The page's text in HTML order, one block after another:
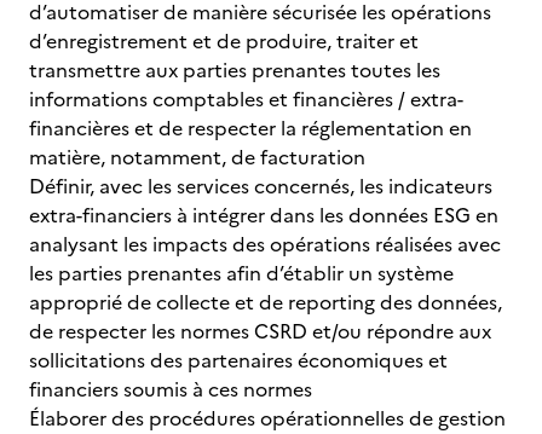
d’automatiser de manière sécurisée les opérations
d’enregistrement et de produire, traiter et
transmettre aux parties prenantes toutes les
informations comptables et financières / extra-
financières et de respecter la réglementation en
matière, notamment, de facturation
Définir, avec les services concernés, les indicateurs
extra-financiers à intégrer dans les données ESG en
analysant les impacts des opérations réalisées avec
les parties prenantes afin d’établir un système
approprié de collecte et de reporting des données,
de respecter les normes CSRD et/ou répondre aux
sollicitations des partenaires économiques et
financiers soumis à ces normes
Élaborer des procédures opérationnelles de gestion